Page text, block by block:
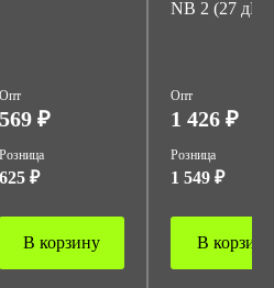
Опт
569 ₽
Розница
625 ₽
В корзину
NB 2 (27 дБ)
Опт
1 426 ₽
Розница
1 549 ₽
В корзину